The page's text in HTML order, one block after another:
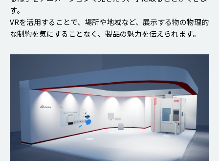
す。
VRを活用することで、場所や地域など、展示する物の物理的
な制約を気にすることなく、製品の魅力を伝えられます。